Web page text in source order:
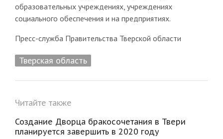
образовательных учреждениях, учреждениях
социального обеспечения и на предприятиях.
Пресс-служба Правительства Тверской области
Тверская область
Читайте также
Создание Дворца бракосочетания в Твери
планируется завершить в 2020 году